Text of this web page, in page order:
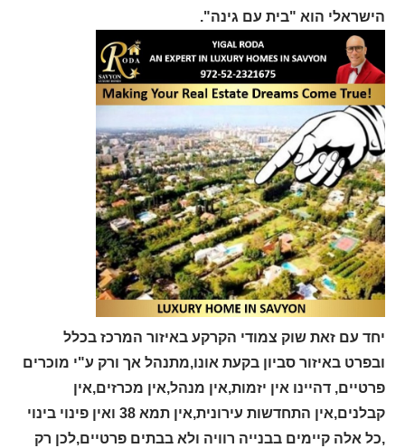
הישראלי הוא "בית עם גינה".
יחד עם זאת שוק צמודי הקרקע באיזור המרכז בכלל
ובפרט באיזור סביון בקעת אונו,מתנהל אך ורק ע"י מוכרים
פרטיים, דהיינו אין יזמות,אין מנהל,אין מכרזים,אין
קבלנים,אין התחדשות עירונית,אין תמא 38 ואין פינוי בינוי
,כל אלה קיימים בבנייה רוויה ולא בבתים פרטיים,לכן רק